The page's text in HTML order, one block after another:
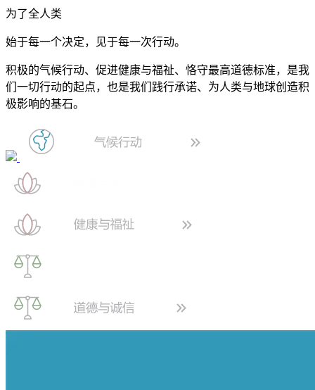
为了全人类
始于每一个决定，见于每一次行动。
积极的气候行动、促进健康与福祉、恪守最高道德标准，是我
们一切行动的起点，也是我们践行承诺、为人类与地球创造积
极影响的基石。